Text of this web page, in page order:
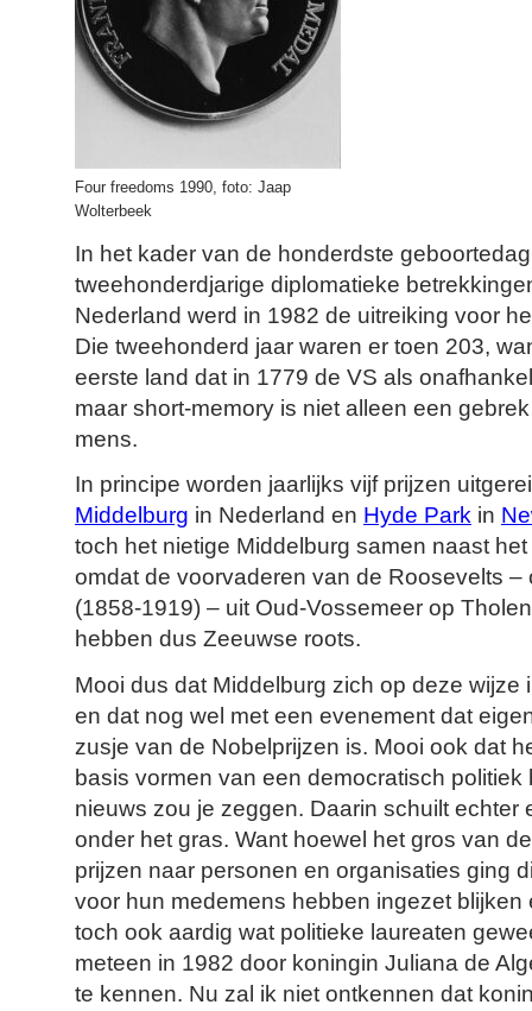
Four freedoms 1990, foto: Jaap
Wolterbeek
In het kader van de honderdste
tweehonderdjarige diplomatieke
Nederland werd in 1982 de uitreiking voor
Die tweehonderd jaar waren er toen 203,
eerste land dat in 1779 de VS als
maar short-memory is niet alleen een
mens.
In principe worden jaarlijks vijf prijzen
Middelburg in Nederland en Hyde Park in
toch het nietige Middelburg samen naast
omdat de voorvaderen van de Roosevelts
(1858-1919) – uit Oud-Vossemeer op
hebben dus Zeeuwse roots.
Mooi dus dat Middelburg zich op deze wijze
en dat nog wel met een evenement dat
zusje van de Nobelprijzen is. Mooi ook dat
basis vormen van een democratisch
nieuws zou je zeggen. Daarin schuilt echter
onder het gras. Want hoewel het gros van
prijzen naar personen en organisaties ging
voor hun medemens hebben ingezet blijken
toch ook aardig wat politieke laureaten
meteen in 1982 door koningin Juliana de
te kennen. Nu zal ik niet ontkennen dat